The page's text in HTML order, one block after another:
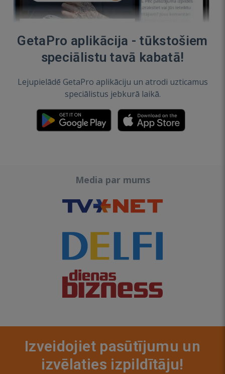
GetaPro aplikācija - tūkstošiem
speciālistu tavā kabatā!
Lejupielādē GetaPro aplikāciju un atrodi uzticamus
speciālistus jebkurā laikā.
Media par mums
Izveidojiet pasūtījumu un
izvēlaties izpildītāju!